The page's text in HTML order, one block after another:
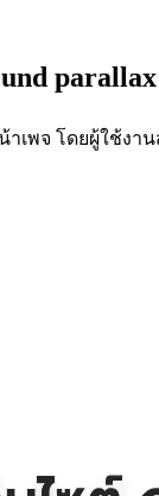
parallax
าเพจ โดยผู้ใช้